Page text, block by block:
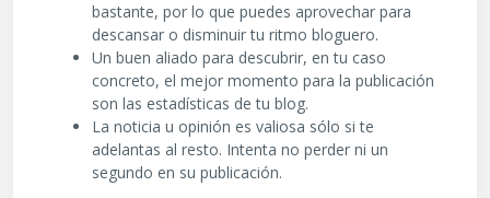
bastante, por lo que puedes aprovechar para
descansar o disminuir tu ritmo bloguero.
Un buen aliado para descubrir, en tu caso
concreto, el mejor momento para la publicación
son las estadísticas de tu blog.
La noticia u opinión es valiosa sólo si te
adelantas al resto. Intenta no perder ni un
segundo en su publicación.